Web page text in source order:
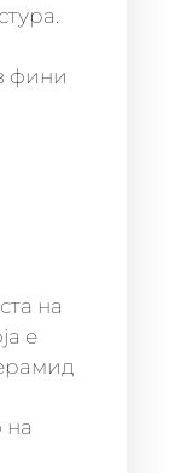
фини
на
е
на